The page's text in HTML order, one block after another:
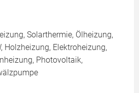
Solarthermie, Ölheizung,
Holzheizung, Elektroheizung,
Photovoltaik,